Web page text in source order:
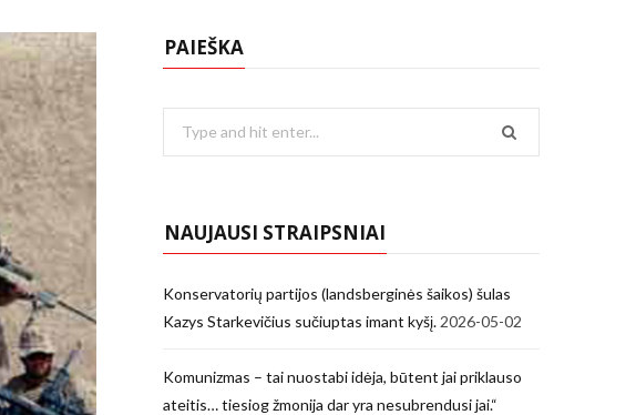
PAIEŠKA
NAUJAUSI STRAIPSNIAI
Konservatorių partijos (landsberginės šaikos) šulas
Kazys Starkevičius sučiuptas imant kyšį. 2026-05-02
Komunizmas – tai nuostabi idėja, būtent jai priklauso
ateitis… tiesiog žmonija dar yra nesubrendusi jai.“